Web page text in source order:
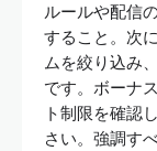
ルールや配信
すること。次
ムを絞り込み
です。ボーナ
ト制限を確認
さい。強調す